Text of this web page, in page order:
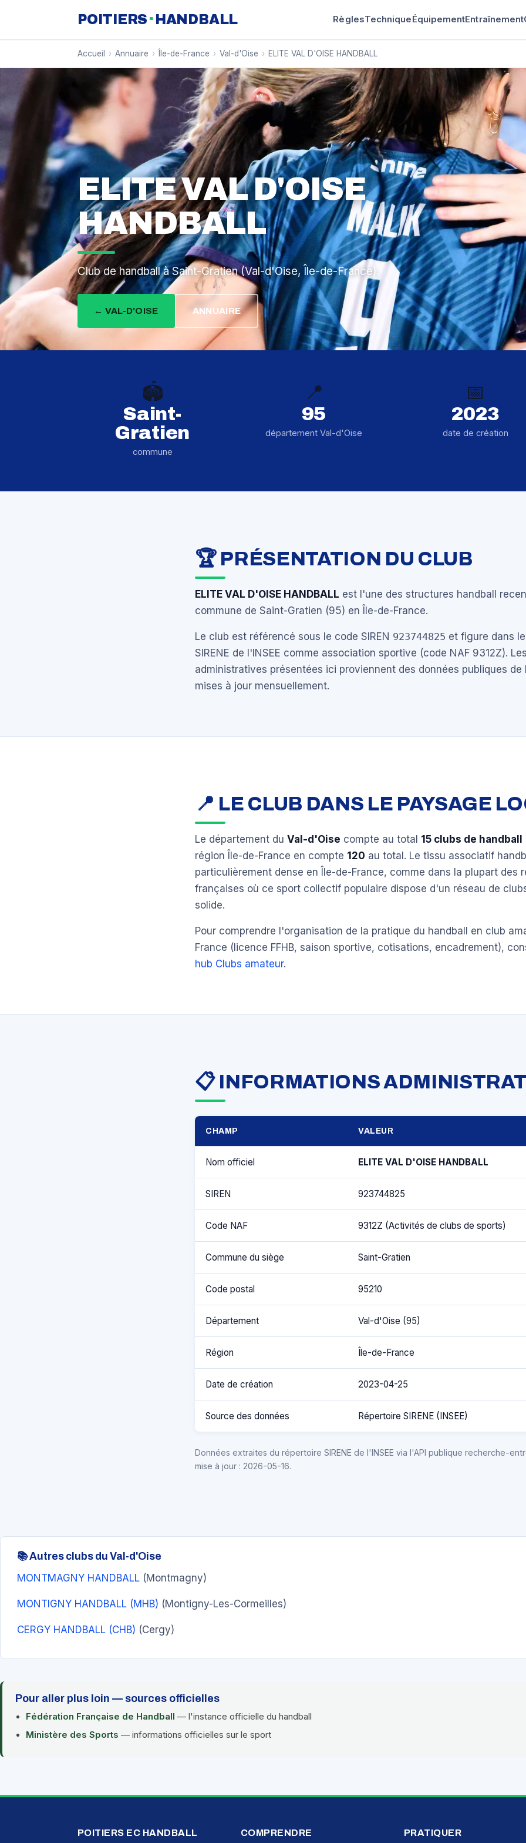
POITIERS · HANDBALL RèglesTechniqueÉquipementEntraînement
Accueil › Annuaire › Île-de-France › Val-d'Oise › ELITE VAL D'OISE HANDBALL
ELITE VAL D'OISE
HANDBALL
Club de handball à Saint-Gratien (Val-d'Oise, Île-de-France).
← VAL-D'OISE ANNUAIRE
🏟️
Saint-
Gratien
commune
📍
95
département Val-d'Oise
📅
2023
date de création
🏆 PRÉSENTATION DU CLUB
ELITE VAL D'OISE HANDBALL est l'une des structures handball
commune de Saint-Gratien (95) en Île-de-France.
Le club est référencé sous le code SIREN 923744825 et figure dans
SIRENE de l'INSEE comme association sportive (code NAF 9312Z).
administratives présentées ici proviennent des données publiques de
mises à jour mensuellement.
📍 LE CLUB DANS LE PAYSAGE
Le département du Val-d'Oise compte au total 15 clubs de handball
région Île-de-France en compte 120 au total. Le tissu associatif
particulièrement dense en Île-de-France, comme dans la plupart des
françaises où ce sport collectif populaire dispose d'un réseau de
solide.
Pour comprendre l'organisation de la pratique du handball en club
France (licence FFHB, saison sportive, cotisations, encadrement),
hub Clubs amateur.
📋 INFORMATIONS
CHAMP VALEUR
Nom officiel ELITE VAL D'OISE HANDBALL
SIREN 923744825
Code NAF 9312Z (Activités de clubs de sports)
Commune du siège Saint-Gratien
Code postal 95210
Département Val-d'Oise (95)
Région Île-de-France
Date de création 2023-04-25
Source des données Répertoire SIRENE (INSEE)
Données extraites du répertoire SIRENE de l'INSEE via l'API publique recherche-
mise à jour : 2026-05-16.
📚 Autres clubs du Val-d'Oise
MONTMAGNY HANDBALL (Montmagny)
MONTIGNY HANDBALL (MHB) (Montigny-Les-Cormeilles)
CERGY HANDBALL (CHB) (Cergy)
Pour aller plus loin — sources officielles
Fédération Française de Handball — l'instance officielle du handball
Ministère des Sports — informations officielles sur le sport
POITIERS EC HANDBALL COMPRENDRE PRATIQUER